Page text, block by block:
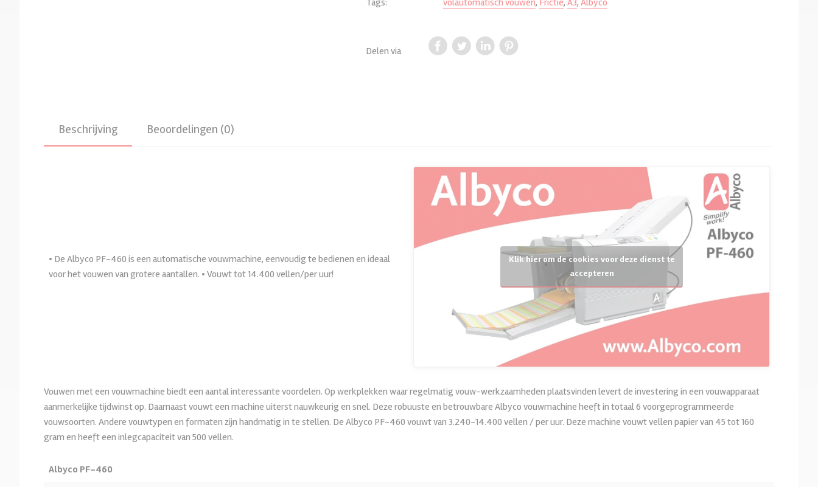
Tags:
volautomatisch vouwen, Frictie, A3, Albyco
Delen via
Beschrijving Beoordelingen (0)
• De Albyco PF-460 is een automatische vouwmachine, eenvoudig te bedienen en ideaal
voor het vouwen van grotere aantallen. • Vouwt tot 14.400 vellen/per uur!
Klik hier om de cookies voor deze dienst te
accepteren
Vouwen met een vouwmachine biedt een aantal interessante voordelen. Op werkplekken waar regelmatig vouw-werkzaamheden plaatsvinden levert de investering in een vouwapparaat
aanmerkelijke tijdwinst op. Daarnaast vouwt een machine uiterst nauwkeurig en snel. Deze robuuste en betrouwbare Albyco vouwmachine heeft in totaal 6 voorgeprogrammeerde
vouwsoorten. Andere vouwtypen en formaten zijn handmatig in te stellen. De Albyco PF-460 vouwt van 3.240-14.400 vellen / per uur. Deze machine vouwt vellen papier van 45 tot 160
gram en heeft een inlegcapaciteit van 500 vellen.
Albyco PF-460